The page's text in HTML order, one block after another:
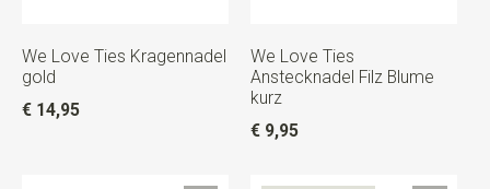
We Love Ties Kragennadel
gold
€ 14,95
We Love Ties
Anstecknadel Filz Blume
kurz
€ 9,95